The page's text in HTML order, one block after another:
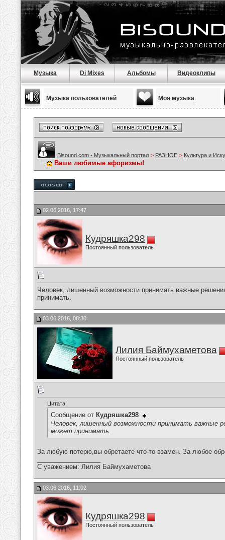
Музыка Dj Mixes Альбомы Видеоклипы
Музыка пользователей Моя музыка
Bisound.com - Музыкальный портал > РАЗНОЕ > Культура и
Ваши любимые афоризмы!
02.06.2016, 17:47
Кудряшка298
Постоянный пользователь
Человек, лишенный возможности принимать важные
принимать.
03.06.2016, 08:30
Лилия Баймухаметова
Постоянный пользователь
Цитата:
Сообщение от Кудряшка298
Человек, лишенный возможности принимать
может принимать.
За любую потерю,вы обретаете что-то взамен. За любое
С уважением: Лилия Баймухаметова
03.06.2016, 11:02
Кудряшка298
Постоянный пользователь